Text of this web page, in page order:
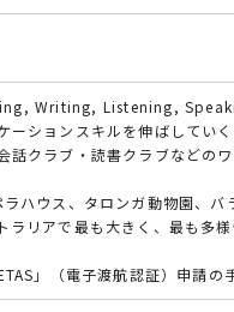
Writing, Listening,
ーションスキルを伸ばしてい
話クラブ・読書クラブなどの
ハウス、タロンガ動物園、
ラリアで最も大きく、最も多
」（電子渡航認証）申請の